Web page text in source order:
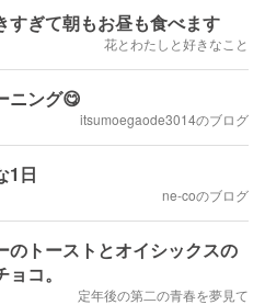
すぎて朝もお昼も食べます
花とわたしと好きなこと
ニング😋
itsumoegaode3014のブログ
1日
ne-coのブログ
のトーストとオイシックスの
コ。
定年後の第二の青春を夢見て